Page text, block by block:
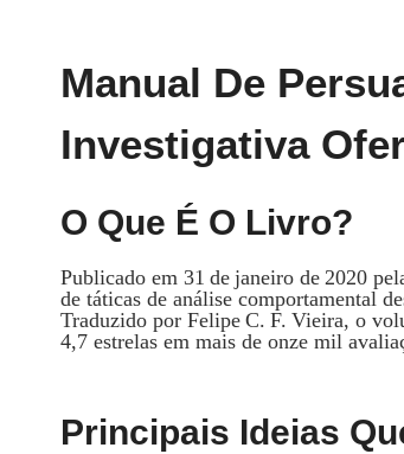
Manual De
Investigativa
O Que É O Livro?
Publicado em 31 de janeiro de 2020
de táticas de análise comportamental
Traduzido por Felipe C. F. Vieira, o
4,7 estrelas em mais de onze mil
Principais Ideias